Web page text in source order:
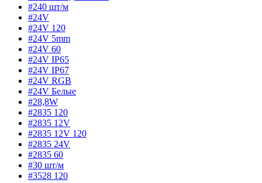
#240 шт/м
#24V
#24V 120
#24V 5mm
#24V 60
#24V IP65
#24V IP67
#24V RGB
#24V Белые
#28,8W
#2835 120
#2835 12V
#2835 12V 120
#2835 24V
#2835 60
#30 шт/м
#3528 120